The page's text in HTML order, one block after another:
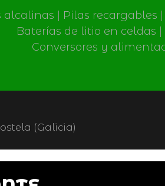
alcalinas Pilas recargables
Baterías de litio en celdas
Conversores y
(Galicia)